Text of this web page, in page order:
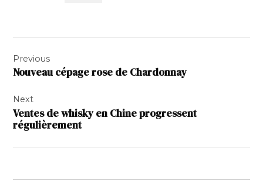
de
l’article
Previous
Nouveau cépage rose de Chardonnay
Next
Ventes de whisky en Chine progressent
régulièrement